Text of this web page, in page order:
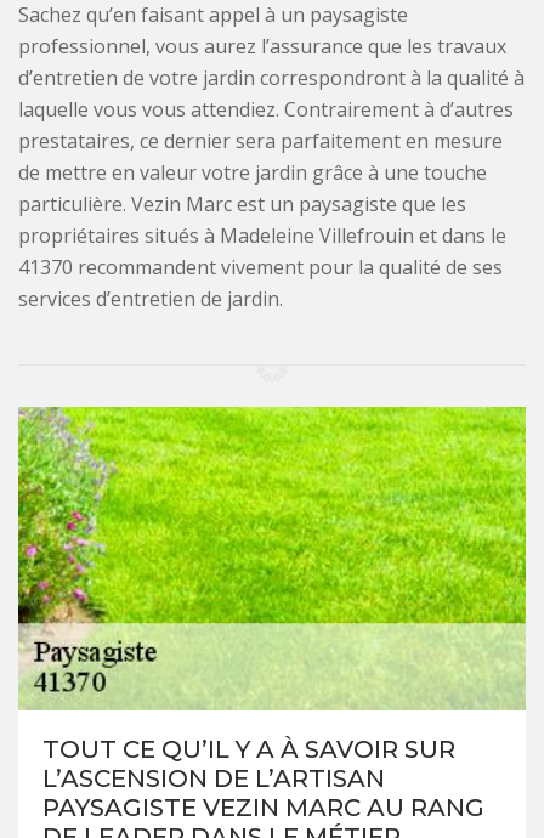
Sachez qu’en faisant appel à un paysagiste
professionnel, vous aurez l’assurance que les travaux
d’entretien de votre jardin correspondront à la qualité à
laquelle vous vous attendiez. Contrairement à d’autres
prestataires, ce dernier sera parfaitement en mesure
de mettre en valeur votre jardin grâce à une touche
particulière. Vezin Marc est un paysagiste que les
propriétaires situés à Madeleine Villefrouin et dans le
41370 recommandent vivement pour la qualité de ses
services d’entretien de jardin.
TOUT CE QU’IL Y A À SAVOIR SUR
L’ASCENSION DE L’ARTISAN
PAYSAGISTE VEZIN MARC AU RANG